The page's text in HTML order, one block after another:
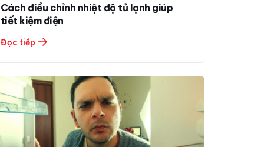
Cách điều chỉnh nhiệt độ tủ lạnh giúp
tiết kiệm điện
Đọc tiếp